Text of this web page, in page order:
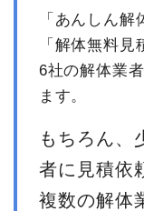
「あんしん
「解体無料
6社の解体業
ます。
もちろん、
者に見積依
複数の解体